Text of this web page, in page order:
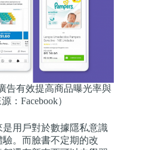
告有效提高商品曝光率與
：Facebook）
用戶對於數據隱私意識
。而臉書不定期的改